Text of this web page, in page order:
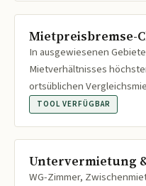
Mietpreisbremse-
In ausgewiesenen
Mietverhältnisses
ortsüblichen
TOOL VERFÜGBAR
Untervermietung
WG-Zimmer,